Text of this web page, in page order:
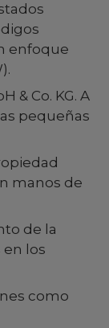
enfoque
& Co. KG. A
pequeñas
manos de
de la
los
como